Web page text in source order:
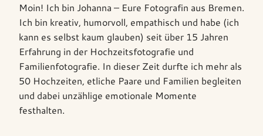
Moin! Ich bin Johanna – Eure Fotografin aus Bremen.
Ich bin kreativ, humorvoll, empathisch und habe (ich
kann es selbst kaum glauben) seit über 15 Jahren
Erfahrung in der Hochzeitsfotografie und
Familienfotografie. In dieser Zeit durfte ich mehr als
50 Hochzeiten, etliche Paare und Familien begleiten
und dabei unzählige emotionale Momente
festhalten.